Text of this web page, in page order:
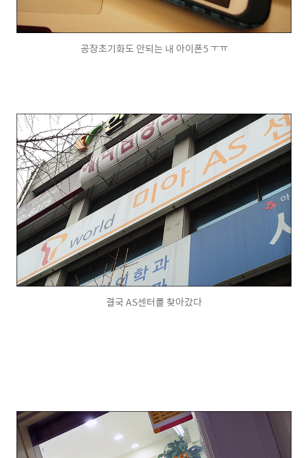
공장초기화도 안되는 내 아이폰5 ㅜㅠ
결국 AS센터를 찾아갔다